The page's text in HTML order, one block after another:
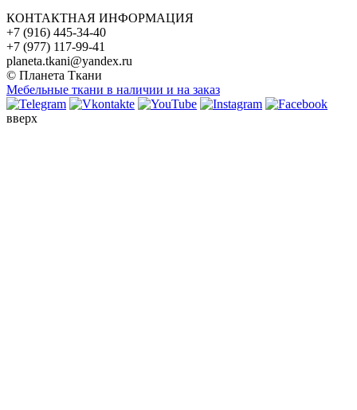
КОНТАКТНАЯ ИНФОРМАЦИЯ
+7 (916) 445-34-40
+7 (977) 117-99-41
planeta.tkani@yandex.ru
© Планета Ткани
Мебельные ткани в наличии и на заказ
вверх